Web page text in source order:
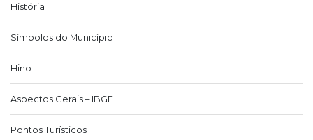
História
Símbolos do Município
Hino
Aspectos Gerais – IBGE
Pontos Turísticos